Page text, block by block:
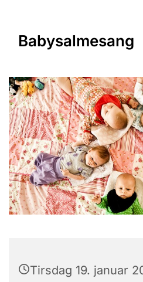
Babysalmesang
Tirsdag 19. januar